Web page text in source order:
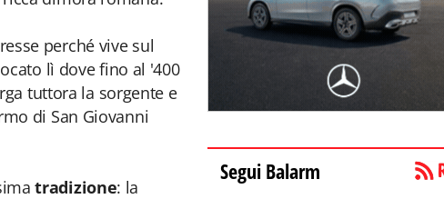
perché vive sul
lì dove fino al '400
tuttora la sorgente e
di San Giovanni
tradizione: la
Segui Balarm